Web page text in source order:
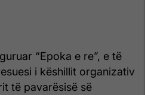
“Epoka e re”, e të
i këshillit organizativ
të pavarësisë së